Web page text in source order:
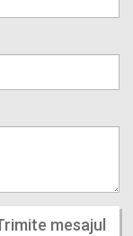
mesajul